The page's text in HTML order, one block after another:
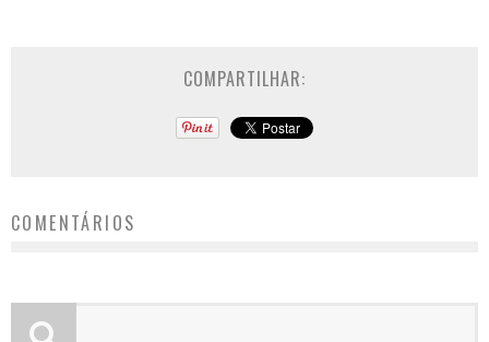
COMPARTILHAR:
COMENTÁRIOS